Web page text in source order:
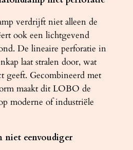
verdrijft niet alleen de
ook een lichtgevend
De lineaire perforatie in
laat stralen door, wat
geeft. Gecombineerd met
maakt dit LOBO de
moderne of industriële
niet eenvoudiger